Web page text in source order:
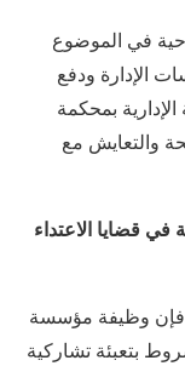
في الموضوع
الإدارة ودفع
الإدارية بمحكمة
والتعايش مع
قضايا الاعتداء
فإن وظيفة مؤسسة
بتعبئة تشاركية